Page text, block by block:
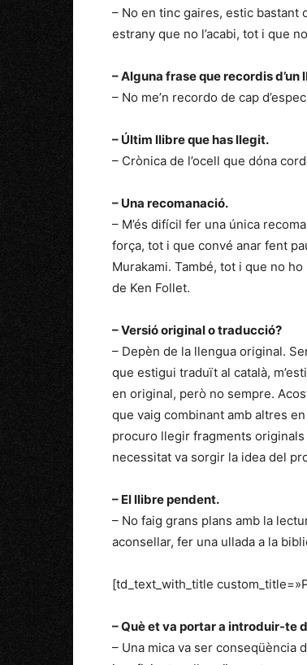
– No en tinc gaires, estic bastant
estrany que no l’acabi, tot i que
– Alguna frase que recordis d’un
– No me’n recordo de cap
– Últim llibre que has llegit.
– Crònica de l’ocell que dóna
– Una recomanació.
– M’és difícil fer una única
força, tot i que convé anar fent
Murakami. També, tot i que no
de Ken Follet.
– Versió original o traducció?
– Depèn de la llengua original.
que estigui traduït al català,
en original, però no sempre.
que vaig combinant amb altres
procuro llegir fragments originals
necessitat va sorgir la idea del
– El llibre pendent.
– No faig grans plans amb la
aconsellar, fer una ullada a la
[td_text_with_title
– Què et va portar a introduir-te
– Una mica va ser conseqüència